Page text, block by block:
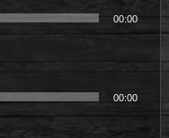
00:00
00:00